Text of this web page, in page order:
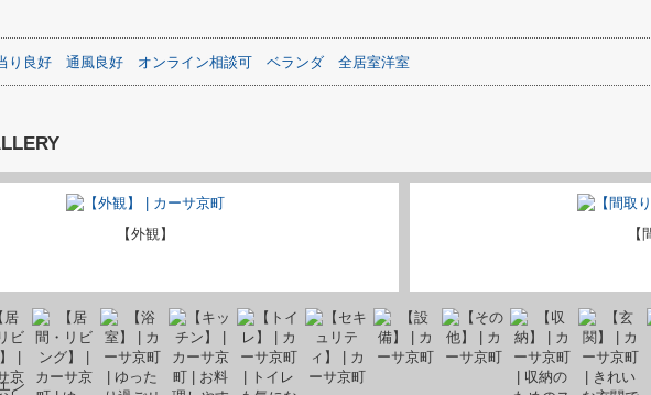
り良好 通風良好 オンライン相談可 ベランダ 全居室洋室
【外観】 【